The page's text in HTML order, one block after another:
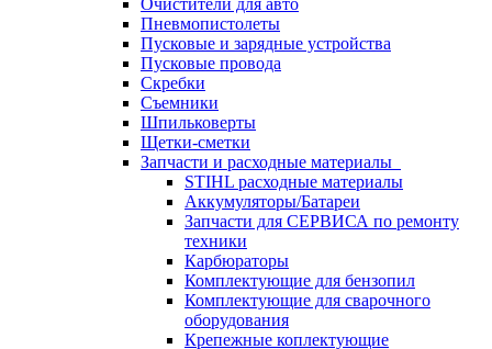
Очистители для авто
Пневмопистолеты
Пусковые и зарядные устройства
Пусковые провода
Скребки
Съемники
Шпильковерты
Щетки-сметки
Запчасти и расходные материалы
STIHL расходные материалы
Аккумуляторы/Батареи
Запчасти для СЕРВИСА по ремонту
техники
Карбюраторы
Комплектующие для бензопил
Комплектующие для сварочного
оборудования
Крепежные коплектующие